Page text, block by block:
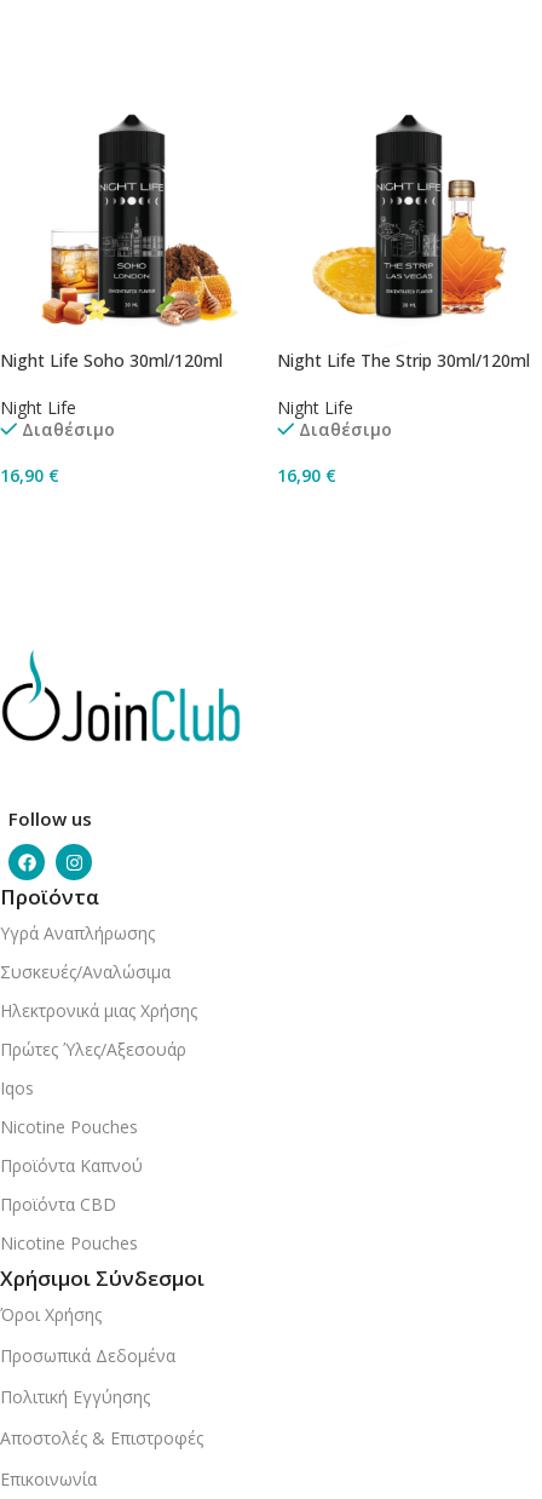
Night Life Soho 30ml/120ml
Night Life
Διαθέσιμο
16,90 €
Night Life The Strip 30ml/120ml
Night Life
Διαθέσιμο
16,90 €
Follow us
Προϊόντα
Υγρά Αναπλήρωσης
Συσκευές/Αναλώσιμα
Ηλεκτρονικά μιας Χρήσης
Πρώτες Ύλες/Αξεσουάρ
Iqos
Nicotine Pouches
Προϊόντα Καπνού
Προϊόντα CBD
Nicotine Pouches
Χρήσιμοι Σύνδεσμοι
Όροι Χρήσης
Προσωπικά Δεδομένα
Πολιτική Εγγύησης
Αποστολές & Επιστροφές
Επικοινωνία